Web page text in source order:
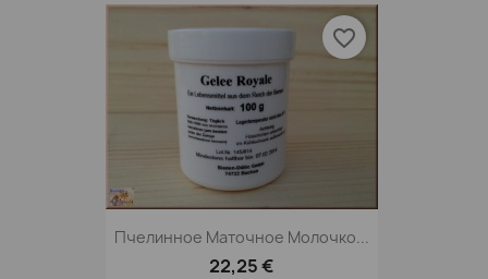
Пчелинное Маточное Молочко...
22,25 €
favorite_border